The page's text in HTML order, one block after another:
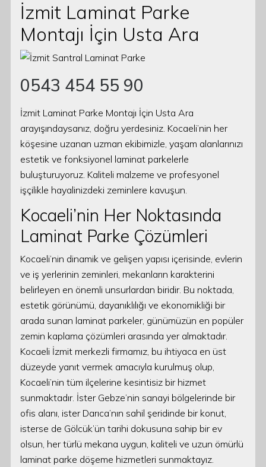
İzmit Laminat Parke
Montajı İçin Usta Ara
0543 454 55 90
İzmit Laminat Parke Montajı İçin Usta Ara
arayışındaysanız, doğru yerdesiniz. Kocaeli’nin her
köşesine uzanan uzman ekibimizle, yaşam alanlarınızı
estetik ve fonksiyonel laminat parkelerle
buluşturuyoruz. Kaliteli malzeme ve profesyonel
işçilikle hayalinizdeki zeminlere kavuşun.
Kocaeli’nin Her Noktasında
Laminat Parke Çözümleri
Kocaeli’nin dinamik ve gelişen yapısı içerisinde, evlerin
ve iş yerlerinin zeminleri, mekanların karakterini
belirleyen en önemli unsurlardan biridir. Bu noktada,
estetik görünümü, dayanıklılığı ve ekonomikliği bir
arada sunan laminat parkeler, günümüzün en popüler
zemin kaplama çözümleri arasında yer almaktadır.
Kocaeli İzmit merkezli firmamız, bu ihtiyaca en üst
düzeyde yanıt vermek amacıyla kurulmuş olup,
Kocaeli’nin tüm ilçelerine kesintisiz bir hizmet
sunmaktadır. İster Gebze’nin sanayi bölgelerinde bir
ofis alanı, ister Darıca’nın sahil şeridinde bir konut,
isterse de Gölcük’ün tarihi dokusuna sahip bir ev
olsun, her türlü mekana uygun, kaliteli ve uzun ömürlü
laminat parke döşeme hizmetleri sunmaktayız.